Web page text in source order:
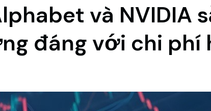
và NVIDIA
đáng với chi phí